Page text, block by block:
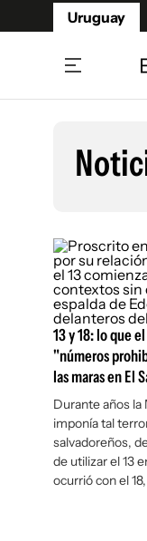
Uruguay
Café y
Economía
Agro
Brand
Mundo
Cultura y
13 y 18: lo que
"números
las maras en El
Durante años la
imponía tal
salvadoreños,
de utilizar el 13
ocurrió con el